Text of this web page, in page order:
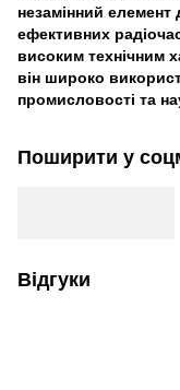
незамінний елемент
ефективних
високим технічним
він широко
промисловості та
Поширити у
Відгуки